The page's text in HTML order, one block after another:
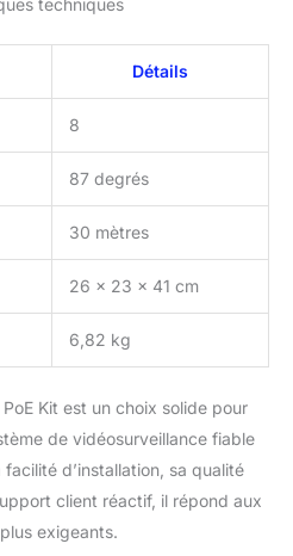
techniques
Détails
8
87 degrés
30 mètres
26 x 23 x 41 cm
6,82 kg
Kit est un choix solide pour
de vidéosurveillance fiable
d’installation, sa qualité
client réactif, il répond aux
exigeants.